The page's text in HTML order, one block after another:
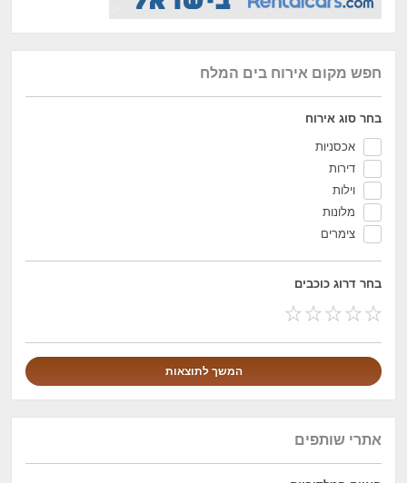
אתרי שותפים
חפש מקום אירוח בים המלח
בחר סוג אירוח
אכסניות
דירות
וילות
מלונות
צימרים
בחר דרוג כוכבים